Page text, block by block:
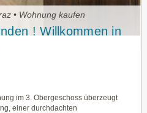
• Wohnung kaufen
! Willkommen in
im 3. Obergeschoss überzeugt
einer durchdachten